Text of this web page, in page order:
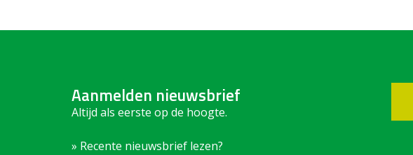
Aanmelden nieuwsbrief
Altijd als eerste op de hoogte.
» Recente nieuwsbrief lezen?